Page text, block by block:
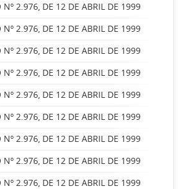
Nº 2.976, DE 12 DE ABRIL DE 1999
Nº 2.976, DE 12 DE ABRIL DE 1999
Nº 2.976, DE 12 DE ABRIL DE 1999
Nº 2.976, DE 12 DE ABRIL DE 1999
Nº 2.976, DE 12 DE ABRIL DE 1999
Nº 2.976, DE 12 DE ABRIL DE 1999
Nº 2.976, DE 12 DE ABRIL DE 1999
Nº 2.976, DE 12 DE ABRIL DE 1999
Nº 2.976, DE 12 DE ABRIL DE 1999